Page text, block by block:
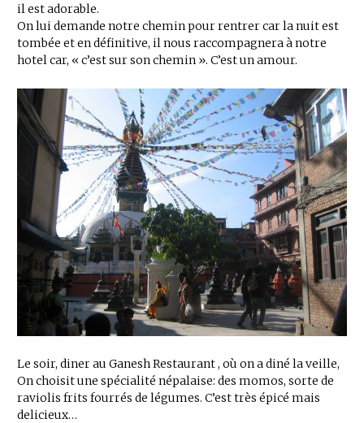
il est adorable.
On lui demande notre chemin pour rentrer car la nuit est
tombée et en définitive, il nous raccompagnera à notre
hotel car, « c’est sur son chemin ». C’est un amour.
Le soir, diner au Ganesh Restaurant , où on a diné la veille,
On choisit une spécialité népalaise: des momos, sorte de
raviolis frits fourrés de légumes. C’est très épicé mais
delicieux…